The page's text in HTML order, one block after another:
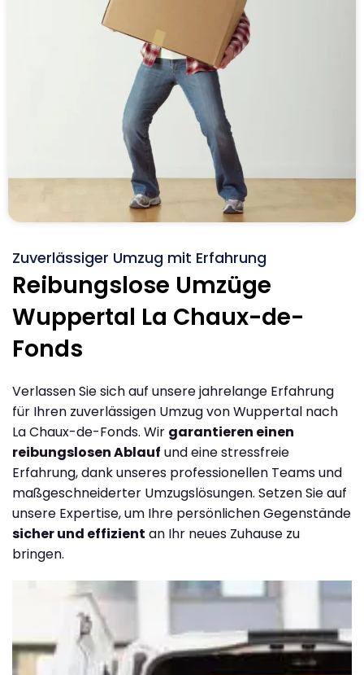
Zuverlässiger Umzug mit Erfahrung
Reibungslose Umzüge
Wuppertal La Chaux-de-
Fonds
Verlassen Sie sich auf unsere jahrelange Erfahrung
für Ihren zuverlässigen Umzug von Wuppertal nach
La Chaux-de-Fonds. Wir garantieren einen
reibungslosen Ablauf und eine stressfreie
Erfahrung, dank unseres professionellen Teams und
maßgeschneiderter Umzugslösungen. Setzen Sie auf
unsere Expertise, um Ihre persönlichen Gegenstände
sicher und effizient an Ihr neues Zuhause zu
bringen.